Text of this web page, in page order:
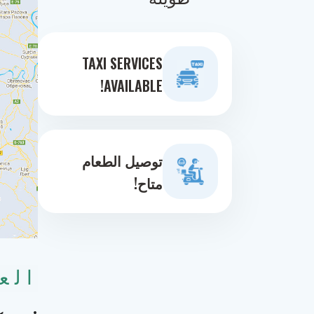
TAXI SERVICES
AVAILABLE!
توصيل الطعام
متاح!